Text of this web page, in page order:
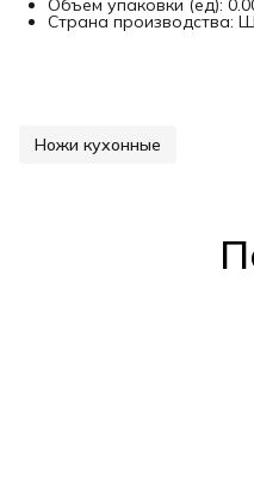
Объем упаковки (ед):
Страна производства:
Ножи кухонные